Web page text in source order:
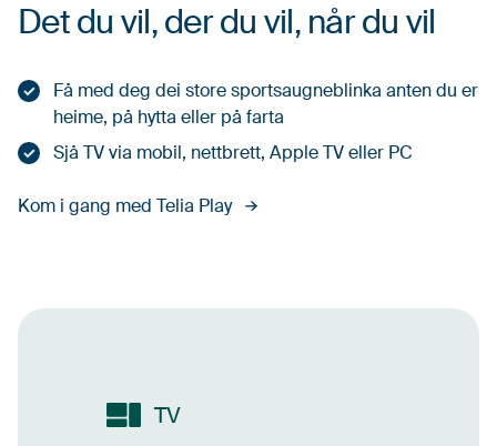
Det du vil, der du vil, når du vil
Få med deg dei store sportsaugneblinka anten du er
heime, på hytta eller på farta
Sjå TV via mobil, nettbrett, Apple TV eller PC
Kom i gang med Telia Play
TV